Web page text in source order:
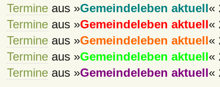
Termineaus »Gemeindeleben aktuell «
Termineaus »Gemeindeleben aktuell «
Termineaus »Gemeindeleben aktuell «
Termineaus »Gemeindeleben aktuell «
Termineaus »Gemeindeleben aktuell «